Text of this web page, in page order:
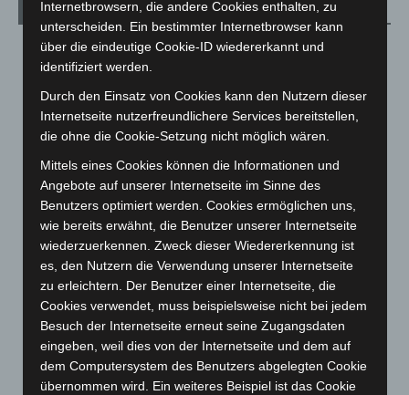
Archiv
August 2026(12)
Juni 2026(139)
Mai 2026(99)
April 2026(99)
März 2026(115)
Februar 2026(109)
Januar 2026(122)
Dezember 2025(103)
November 2025
(114)
Oktober 2025(112)
September 2025(93)
August 2025
Internetbrowsern, die andere Cookies enthalten, zu
unterscheiden. Ein bestimmter Internetbrowser kann
über die eindeutige Cookie-ID wiedererkannt und
identifiziert werden.
Durch den Einsatz von Cookies kann den Nutzern dieser
Internetseite nutzerfreundlichere Services bereitstellen,
die ohne die Cookie-Setzung nicht möglich wären.
Mittels eines Cookies können die Informationen und
Angebote auf unserer Internetseite im Sinne des
Benutzers optimiert werden. Cookies ermöglichen uns,
wie bereits erwähnt, die Benutzer unserer Internetseite
wiederzuerkennen. Zweck dieser Wiedererkennung ist
es, den Nutzern die Verwendung unserer Internetseite
zu erleichtern. Der Benutzer einer Internetseite, die
Cookies verwendet, muss beispielsweise nicht bei jedem
Besuch der Internetseite erneut seine Zugangsdaten
eingeben, weil dies von der Internetseite und dem auf
dem Computersystem des Benutzers abgelegten Cookie
übernommen wird. Ein weiteres Beispiel ist das Cookie